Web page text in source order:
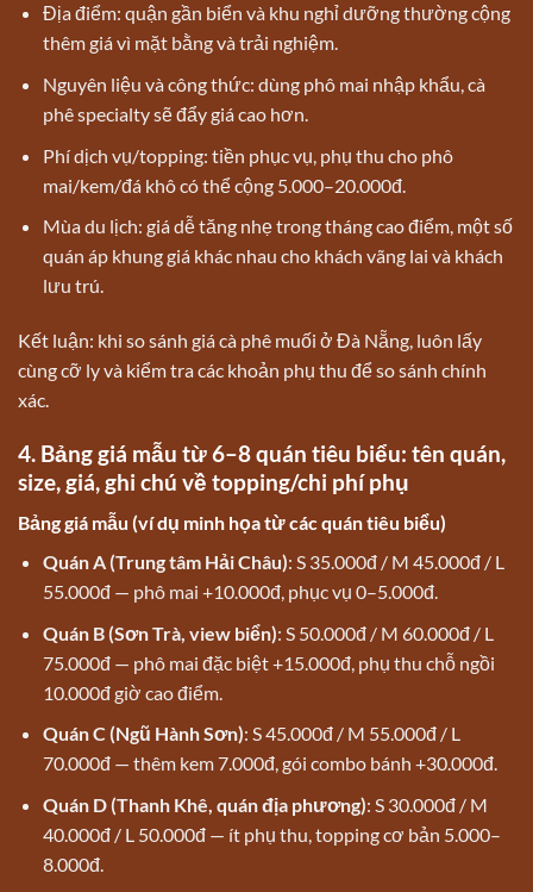
Địa điểm: quận gần biển và khu nghỉ dưỡng thường cộng
thêm giá vì mặt bằng và trải nghiệm.
Nguyên liệu và công thức: dùng phô mai nhập khẩu, cà
phê specialty sẽ đẩy giá cao hơn.
Phí dịch vụ/topping: tiền phục vụ, phụ thu cho phô
mai/kem/đá khô có thể cộng 5.000–20.000đ.
Mùa du lịch: giá dễ tăng nhẹ trong tháng cao điểm, một số
quán áp khung giá khác nhau cho khách vãng lai và khách
lưu trú.
Kết luận: khi so sánh giá cà phê muối ở Đà Nẵng, luôn lấy
cùng cỡ ly và kiểm tra các khoản phụ thu để so sánh chính
xác.
4. Bảng giá mẫu từ 6–8 quán tiêu biểu: tên quán,
size, giá, ghi chú về topping/chi phí phụ
Bảng giá mẫu (ví dụ minh họa từ các quán tiêu biểu)
Quán A (Trung tâm Hải Châu): S 35.000đ / M 45.000đ / L
55.000đ — phô mai +10.000đ, phục vụ 0–5.000đ.
Quán B (Sơn Trà, view biển): S 50.000đ / M 60.000đ / L
75.000đ — phô mai đặc biệt +15.000đ, phụ thu chỗ ngồi
10.000đ giờ cao điểm.
Quán C (Ngũ Hành Sơn): S 45.000đ / M 55.000đ / L
70.000đ — thêm kem 7.000đ, gói combo bánh +30.000đ.
Quán D (Thanh Khê, quán địa phương): S 30.000đ / M
40.000đ / L 50.000đ — ít phụ thu, topping cơ bản 5.000–
8.000đ.